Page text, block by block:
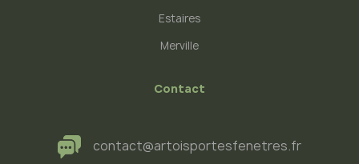
Estaires
Merville
Contact
contact@artoisportesfenetres.fr